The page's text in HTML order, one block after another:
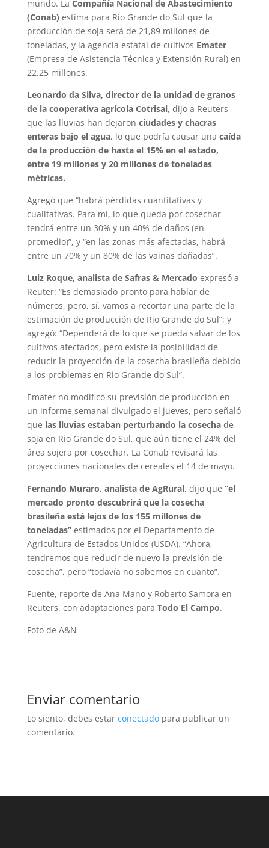
mundo. La Compañía Nacional de Abastecimiento
(Conab) estima para Río Grande do Sul que la
producción de soja será de 21,89 millones de
toneladas, y la agencia estatal de cultivos Emater
(Empresa de Asistencia Técnica y Extensión Rural) en
22,25 millones.
Leonardo da Silva, director de la unidad de granos
de la cooperativa agrícola Cotrisal, dijo a Reuters
que las lluvias han dejaron ciudades y chacras
enteras bajo el agua, lo que podría causar una caída
de la producción de hasta el 15% en el estado,
entre 19 millones y 20 millones de toneladas
métricas.
Agregó que “habrá pérdidas cuantitativas y
cualitativas. Para mí, lo que queda por cosechar
tendrá entre un 30% y un 40% de daños (en
promedio)”, y “en las zonas más afectadas, habrá
entre un 70% y un 80% de las vainas dañadas”.
Luiz Roque, analista de Safras & Mercado expresó a
Reuter: “Es demasiado pronto para hablar de
números, pero, sí, vamos a recortar una parte de la
estimación de producción de Rio Grande do Sul”; y
agregó: “Dependerá de lo que se pueda salvar de los
cultivos afectados, pero existe la posibilidad de
reducir la proyección de la cosecha brasileña debido
a los problemas en Rio Grande do Sul”.
Emater no modificó su previsión de producción en
un informe semanal divulgado el jueves, pero señaló
que las lluvias estaban perturbando la cosechade
soja en Rio Grande do Sul, que aún tiene el 24% del
área sojera por cosechar. La Conab revisará las
proyecciones nacionales de cereales el 14 de mayo.
Fernando Muraro, analista de AgRural, dijo que “el
mercado pronto descubrirá que la cosecha
brasileña está lejos de los 155 millones de
toneladas”estimados por el Departamento de
Agricultura de Estados Unidos (USDA). “Ahora,
tendremos que reducir de nuevo la previsión de
cosecha”, pero “todavía no sabemos en cuanto”.
Fuente, reporte de Ana Mano y Roberto Samora en
Reuters, con adaptaciones para Todo El Campo.
Foto de A&N
Enviar comentario
Lo siento, debes estar conectadopara publicar un
comentario.